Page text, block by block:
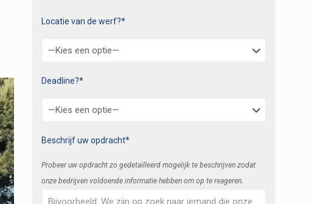
Locatie van de werf?*
Deadline?*
Beschrijf uw opdracht*
Probeer uw opdracht zo gedetailleerd mogelijk te beschrijven zodat
onze bedrijven voldoende informatie hebben om op te reageren.